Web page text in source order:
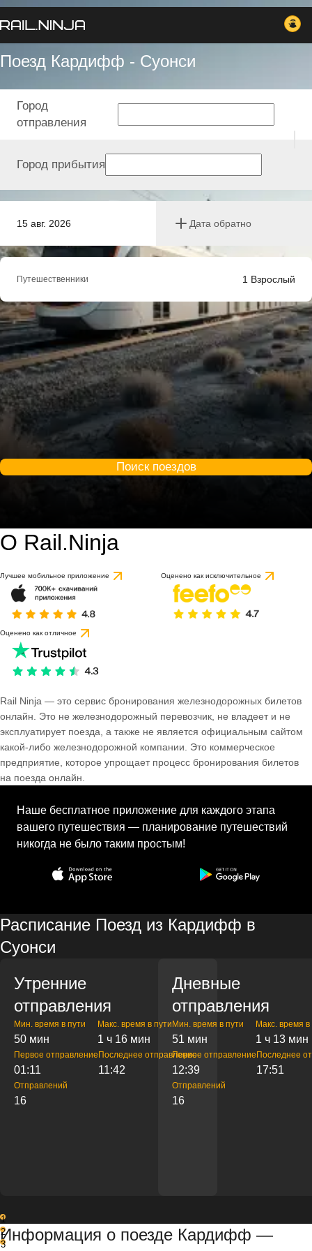
Поезд Кардифф - Суонси
15 авг. 2026 Дата обратно
Город
отправления
Город прибытия
Путешественники 1 Взрослый
Поиск поездов
О Rail.Ninja
Лучшее мобильное приложение Оценено как исключительное
Оценено как отличное
Rail Ninja — это сервис бронирования железнодорожных билетов
онлайн. Это не железнодорожный перевозчик, не владеет и не
эксплуатирует поезда, а также не является официальным сайтом
какой-либо железнодорожной компании. Это коммерческое
предприятие, которое упрощает процесс бронирования билетов
на поезда онлайн.
Наше бесплатное приложение для каждого этапа
вашего путешествия — планирование путешествий
никогда не было таким простым!
Расписание Поезд из Кардифф в
Суонси
Утренние
отправления
Мин. время в пути
50 мин
Макс. время в пути
1 ч 16 мин
Первое отправление
01:11
Последнее отправление
11:42
Отправлений
16
Дневные
отправления
Мин. время в пути
51 мин
Макс. время в
1 ч 13 мин
Первое отправление
12:39
Последнее
17:51
Отправлений
16
1
2
3
Информация о поезде Кардифф —